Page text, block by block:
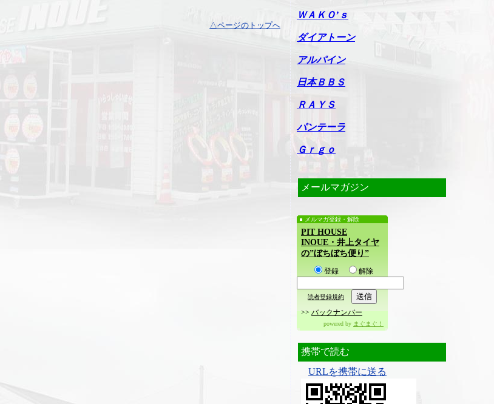
△ページのトップへ
ＷＡＫＯ’ｓ
ダイアトーン
アルパイン
日本ＢＢＳ
ＲＡＹＳ
パンテーラ
Ｇｒｇｏ
メールマガジン
メルマガ登録・解除
PIT HOUSE
INOUE・井上タイヤ
の”ぼちぼち便り”
登録 解除
読者登録規約
>> バックナンバー
powered by まぐまぐ！
携帯で読む
URLを携帯に送る